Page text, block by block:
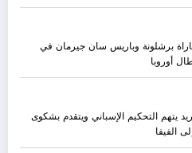
برشلونة وباريس سان جيرمان في
أوروبا
يتهم التحكيم الإسباني ويتقدم بشكوى
الفيفا